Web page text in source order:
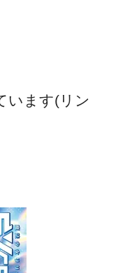
います(リン